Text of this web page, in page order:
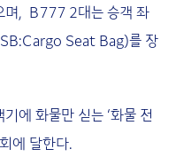
며, B777 2대는 승객 좌
Seat Bag)를 장
에 화물만 싣는 ‘화물 전
에 달한다.